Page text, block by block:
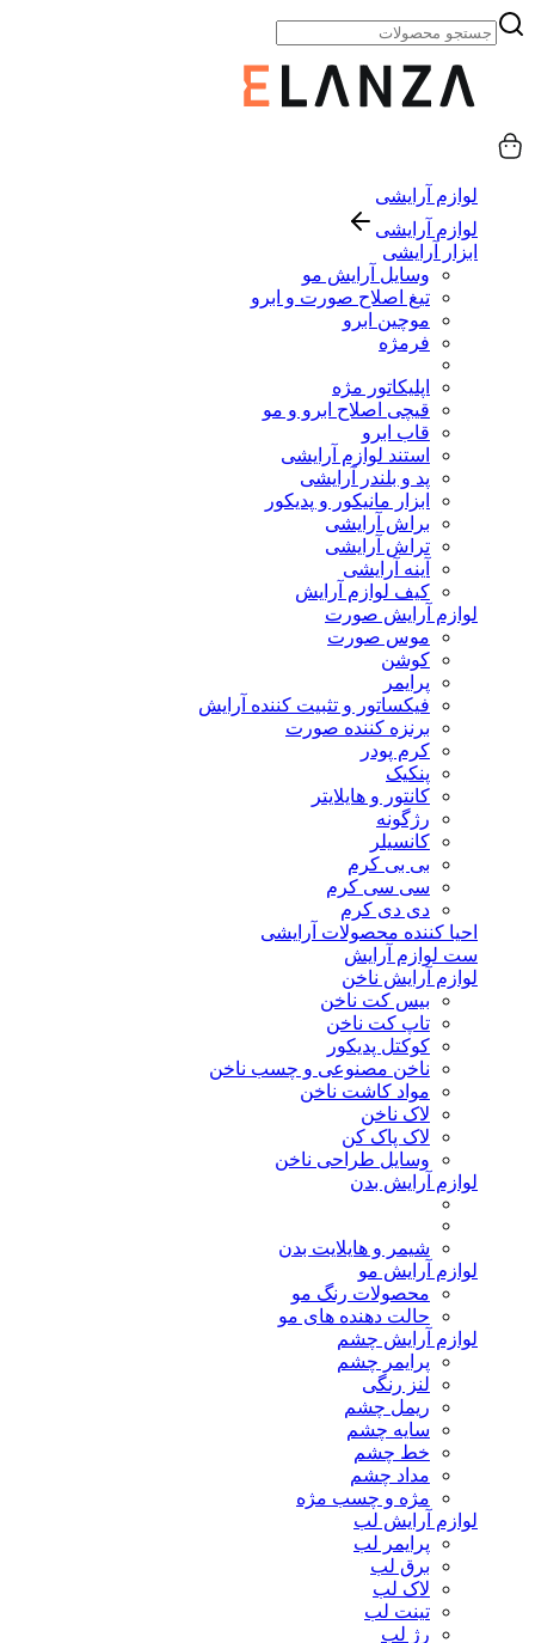
لوازم آرایشی
لوازم آرایشی
ابزار آرایشی
وسایل آرایش مو
تیغ اصلاح صورت و ابرو
موچین ابرو
فرمژه
اپلیکاتور مژه
قیچی اصلاح ابرو و مو
قاب ابرو
استند لوازم آرایشی
پد و بلندر آرایشی
ابزار مانیکور و پدیکور
براش آرایشی
تراش آرایشی
آینه آرایشی
کیف لوازم آرایش
لوازم آرایش صورت
موس صورت
کوشن
پرایمر
فیکساتور و تثبیت کننده آرایش
برنزه کننده صورت
کرم پودر
پنکیک
کانتور و هایلایتر
رژگونه
کانسیلر
بی بی کرم
سی سی کرم
دی دی کرم
احیا کننده محصولات آرایشی
ست لوازم آرایش
لوازم آرایش ناخن
بیس کت ناخن
تاپ کت ناخن
کوکتل پدیکور
ناخن مصنوعی و چسب ناخن
مواد کاشت ناخن
لاک ناخن
لاک پاک کن
وسایل طراحی ناخن
لوازم آرایش بدن
شیمر و هایلایت بدن
لوازم آرایش مو
محصولات رنگ مو
حالت دهنده های مو
لوازم آرایش چشم
پرایمر چشم
لنز رنگی
ریمل چشم
سایه چشم
خط چشم
مداد چشم
مژه و چسب مژه
لوازم آرایش لب
پرایمر لب
برق لب
لاک لب
تینت لب
رژ لب